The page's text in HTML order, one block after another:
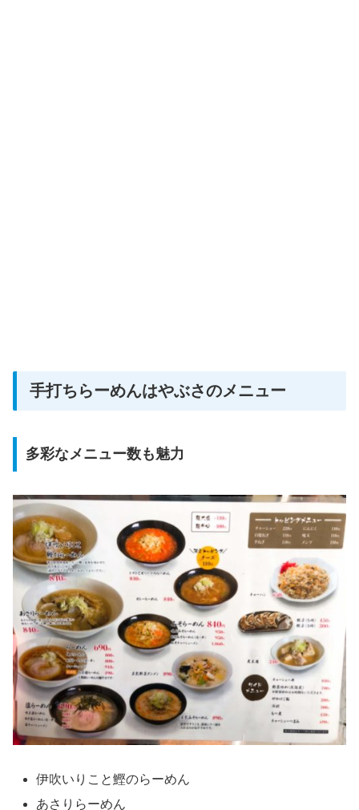
手打ちらーめんはやぶさのメニュー
多彩なメニュー数も魅力
伊吹いりこと鰹のらーめん
あさりらーめん